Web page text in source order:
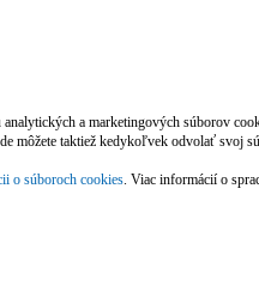
Viac informácií